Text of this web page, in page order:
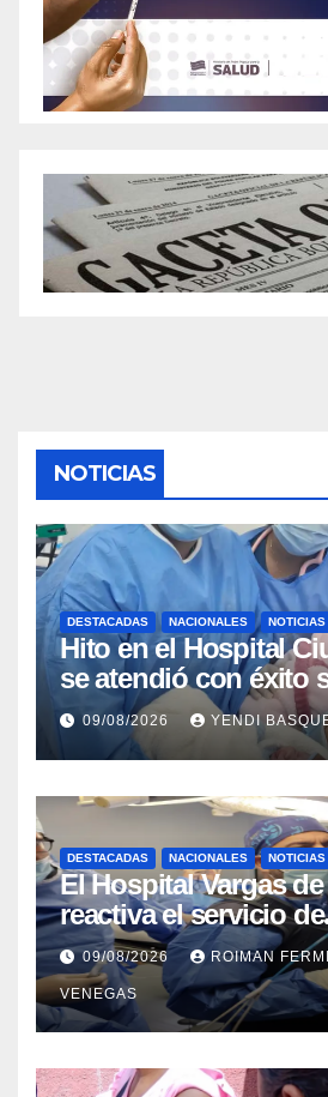
NOTICIAS
DESTACADAS NACIONALES NOTICIAS
Hito en el Hospital
se atendió con éxito
parto gemelar
09/08/2026 YENDI
DESTACADAS NACIONALES NOTICIAS
El Hospital Vargas
reactiva el servicio de
Retrógrada
beneficiar a cientos
09/08/2026 ROIMAN
VENEGAS